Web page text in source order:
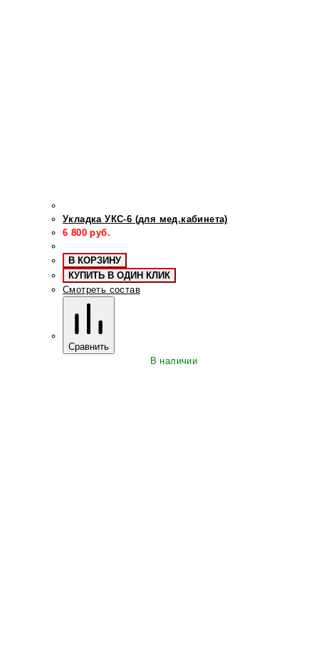
Укладка УКС-6 (для мед.кабинета)
6 800 руб.
В КОРЗИНУ
КУПИТЬ В ОДИН КЛИК
Смотреть состав
Сравнить
В наличии